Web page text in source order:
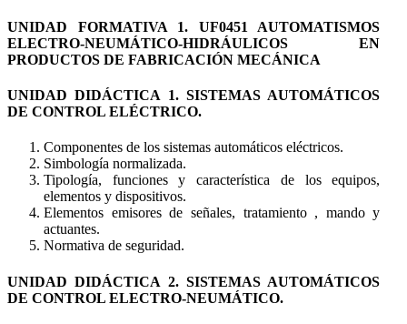
UNIDAD FORMATIVA 1. UF0451 AUTOMATISMOS
ELECTRO-NEUMÁTICO-HIDRÁULICOS EN
PRODUCTOS DE FABRICACIÓN MECÁNICA
UNIDAD DIDÁCTICA 1. SISTEMAS AUTOMÁTICOS
DE CONTROL ELÉCTRICO.
Componentes de los sistemas automáticos eléctricos.
Simbología normalizada.
Tipología, funciones y característica de los equipos,
elementos y dispositivos.
Elementos emisores de señales, tratamiento , mando y
actuantes.
Normativa de seguridad.
UNIDAD DIDÁCTICA 2. SISTEMAS AUTOMÁTICOS
DE CONTROL ELECTRO-NEUMÁTICO.